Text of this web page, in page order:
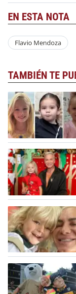
EN ESTA NOTA
Flavio Mendoza
TAMBIÉN TE